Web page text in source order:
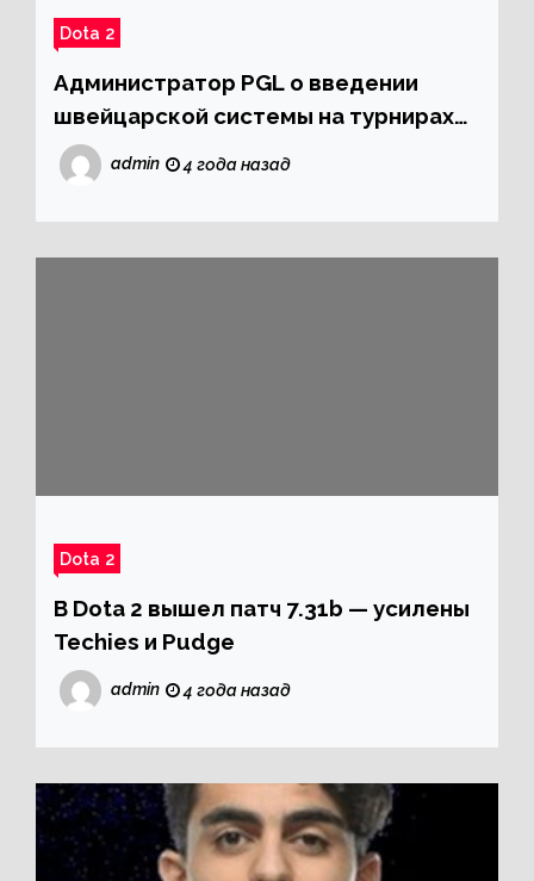
Dota 2
Администратор PGL о введении
швейцарской системы на турнирах
по Dota 2: «Скоро»
admin 4 года назад
Dota 2
В Dota 2 вышел патч 7.31b — усилены
Techies и Pudge
admin 4 года назад